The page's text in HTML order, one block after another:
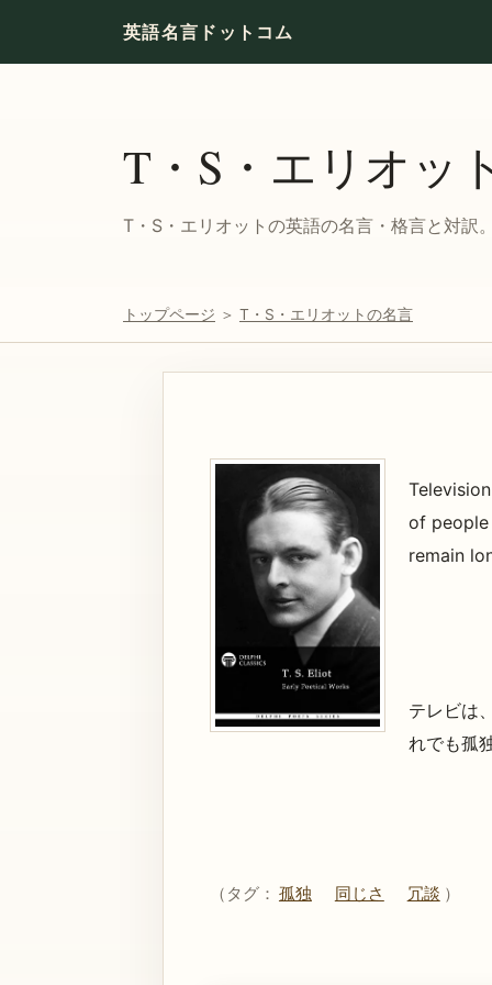
英語名言ドットコム
T・S・エリオッ
T・S・エリオットの英語の名言・格言と対訳
トップページ ＞ T・S・エリオットの名言
of
remain
テレビは
れでも孤
（タグ： 孤独 同じさ 冗談 ）